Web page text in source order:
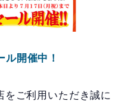
ル開催中！
をご利用いただき誠に